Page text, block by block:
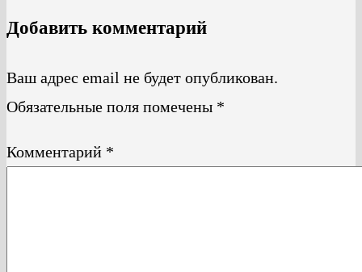
Добавить комментарий
Ваш адрес email не будет опубликован.
Обязательные поля помечены *
Комментарий *